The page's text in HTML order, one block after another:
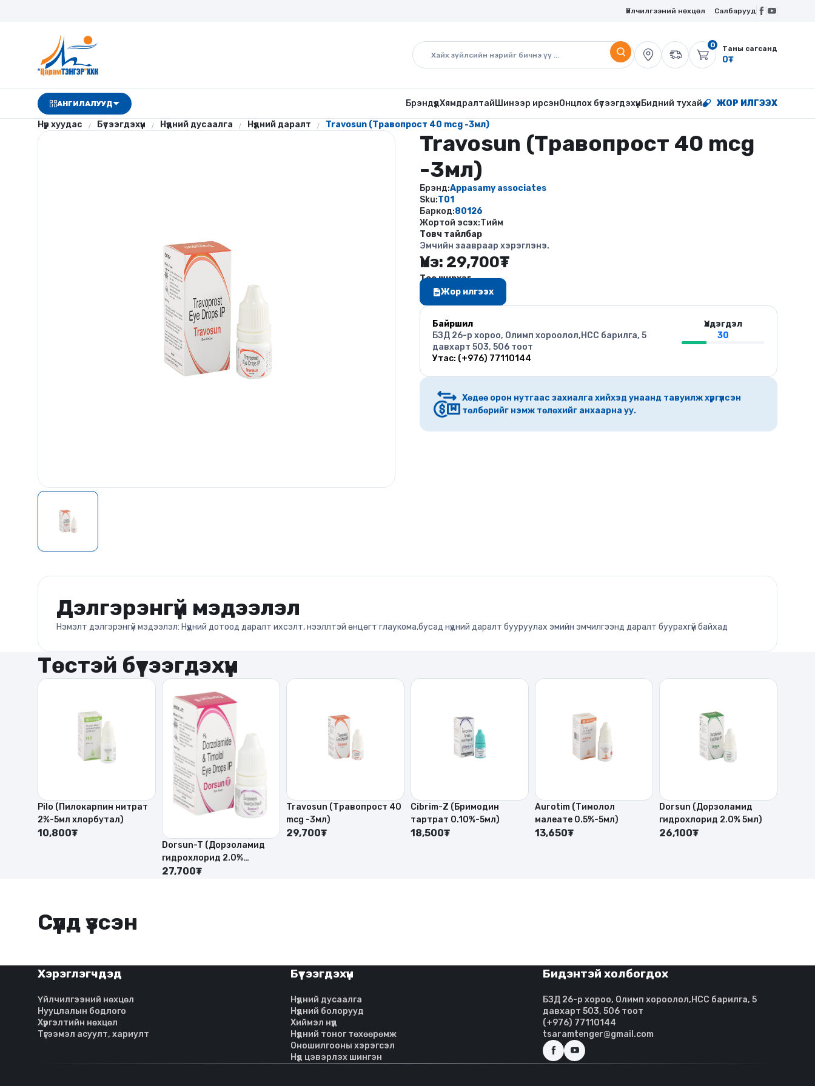
Үйлчилгээний нөхцөл Салбарууд
0 Таны сагсанд
0₮
АНГИЛАЛУУД БрэндүүдХямдралтайШинээр ирсэнОнцлох бүтээгдэхүүнБидний тухай ЖОР ИЛГЭЭХ
Нүүр хуудас Бүтээгдэхүүн Нүдний дусаалга Нүдний даралт Travosun (Травопрост 40 mcg -3мл)
Travosun (Травопрост 40 mcg
-3мл)
Брэнд:Appasamy associates
Sku:T01
Баркод:80126
Жортой эсэх:Тийм
Товч тайлбар
Эмчийн заавраар хэрэглэнэ.
Үнэ: 29,700₮
Тоо ширхэг
Жор илгээх
Байршил
БЗД 26-р хороо, Олимп хороолол,HCC барилга, 5
давхарт 503, 506 тоот
Утас: (+976) 77110144
Үлдэгдэл
30
Хөдөө орон нутгаас захиалга хийхэд унаанд тавуилж хүргүүлсэн
төлбөрийг нэмж төлөхийг анхаарна уу.
Дэлгэрэнгүй мэдээлэл
Нэмэлт дэлгэрэнгүй мэдээлэл: Нүдний дотоод даралт ихсэлт, нээллтэй өнцөгт глаукома,бусад нүдний даралт бууруулах эмийн эмчилгээнд даралт буурахгүй байхад
Төстэй бүтээгдэхүүн
Pilo (Пилокарпин нитрат
2%-5мл хлорбутал)
10,800₮
Dorsun-T (Дорзоламид
гидрохлорид 2.0%
5мл+тимолол 0.5% -5 мл)
27,700₮
Travosun (Травопрост 40
mcg -3мл)
29,700₮
Cibrim-Z (Бримодин
тартрат 0.10%-5мл)
18,500₮
Aurotim (Тимолол
малеате 0.5%-5мл)
13,650₮
Dorsun (Дорзоламид
гидрохлорид 2.0% 5мл)
26,100₮
Сүүлд үзсэн
Хэрэглэгчдэд
Үйлчилгээний нөхцөл
Нууцлалын бодлого
Хүргэлтийн нөхцөл
Түгээмэл асуулт, хариулт
Бүтээгдэхүүн
Нүдний дусаалга
Нүдний болорууд
Хиймэл нүд
Нүдний тоног төхөөрөмж
Оношилгооны хэрэгсэл
Нүд цэвэрлэх шингэн
Бидэнтэй холбогдох
БЗД 26-р хороо, Олимп хороолол,HCC барилга, 5
давхарт 503, 506 тоот
(+976) 77110144
tsaramtenger@gmail.com